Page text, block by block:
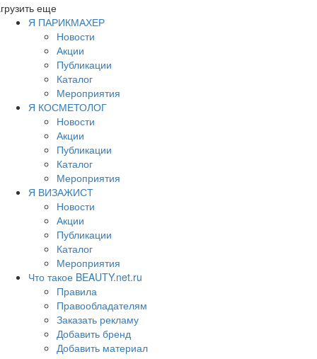
еще
Я ПАРИКМАХЕР
Новости
Акции
Публикации
Каталог
Мероприятия
Я КОСМЕТОЛОГ
Новости
Акции
Публикации
Каталог
Мероприятия
Я ВИЗАЖИСТ
Новости
Акции
Публикации
Каталог
Мероприятия
Что такое BEAUTY.net.ru
Правила
Правообладателям
Заказать рекламу
Добавить бренд
Добавить материал